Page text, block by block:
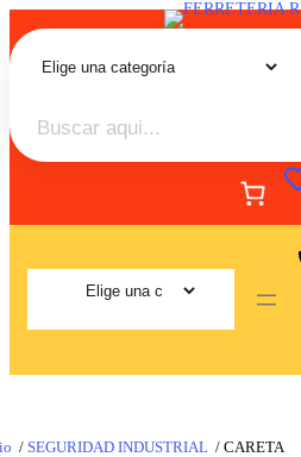
/ SEGURIDAD INDUSTRIAL / CARETA